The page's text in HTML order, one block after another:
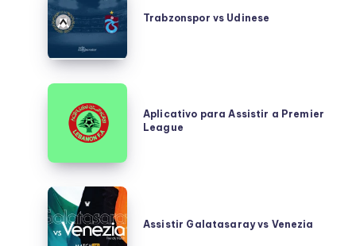
vs
Udinese
Trabzonspor vs Udinese
Aplicativo
para
Assistir
Premier
League
Aplicativo para Assistir a Premier
League
Assistir
Galatasaray
vs
Assistir Galatasaray vs Venezia